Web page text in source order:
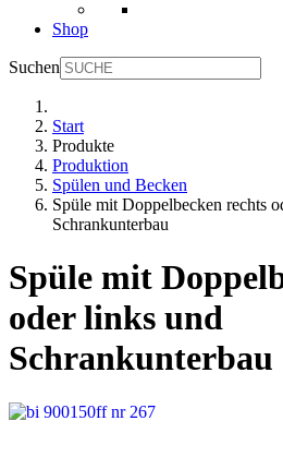
Shop
Suchen
Start
Produkte
Produktion
Spülen und Becken
Spüle mit Doppelbecken rechts
Schrankunterbau
Spüle mit
oder links und
Schrankunterbau